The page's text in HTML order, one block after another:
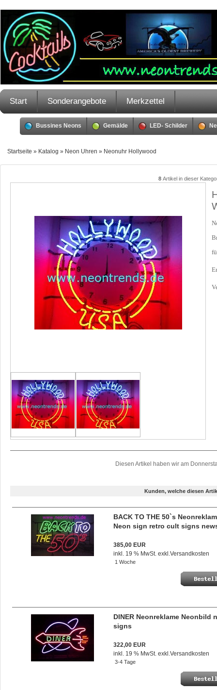
Start Sonderangebote Merkzettel
Bussines Neons Gemälde LED- Schilder
Startseite » Katalog » Neon Uhren » Neonuhr Hollywood
8Artikel in dieser
Diesen Artikel haben wir am
Kunden, welche diesen
BACK TO THE 50`s
Neon sign retro cult signs
385,00 EUR
inkl. 19 % MwSt. exkl.Versandkosten
1 Woche
DINER Neonreklame Neonbild
signs
322,00 EUR
inkl. 19 % MwSt. exkl.Versandkosten
3-4 Tage